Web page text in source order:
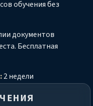
обучения без
документов
Бесплатная
2 недели